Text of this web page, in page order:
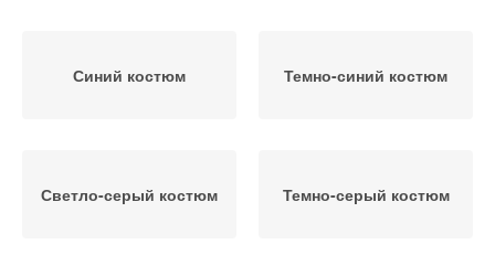
Синий костюм Темно-синий костюм
Светло-серый костюм Темно-серый костюм